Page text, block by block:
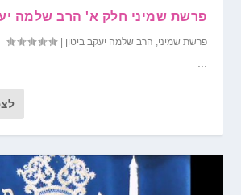
פרשת שמיני חלק א' הרב שלמה
פרשת שמיני, הרב שלמה יעקב ביטון |